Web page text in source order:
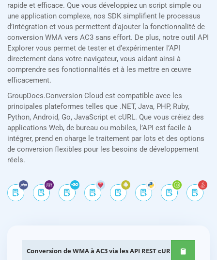
rapide et efficace. Que vous développiez un script simple ou
une application complexe, nos SDK simplifient le processus
d’intégration et vous permettent d’ajouter la fonctionnalité de
conversion WMA vers AC3 sans effort. De plus, notre outil API
Explorer vous permet de tester et d’expérimenter l’API
directement dans votre navigateur, vous aidant ainsi à
comprendre ses fonctionnalités et à les mettre en œuvre
efficacement.
GroupDocs.Conversion Cloud est compatible avec les
principales plateformes telles que .NET, Java, PHP, Ruby,
Python, Android, Go, JavaScript et cURL. Que vous créiez des
applications Web, de bureau ou mobiles, l’API est facile à
intégrer, prend en charge le traitement par lots et des options
de conversion flexibles pour les besoins de développement
réels.
Conversion de WMA à AC3 via les API REST cURL